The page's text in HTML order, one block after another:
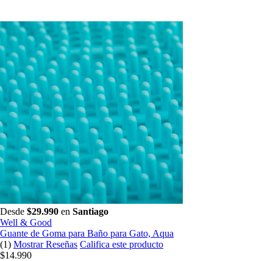
Desde $29.990 en Santiago
Well & Good
Guante de Goma para Baño para Gato, Aqua
(1) Mostrar Reseñas Califica este producto
$14.990